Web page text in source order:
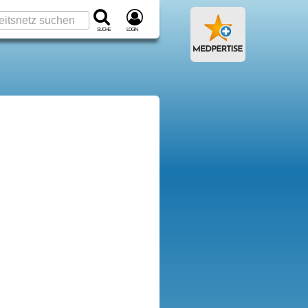
Suche Login